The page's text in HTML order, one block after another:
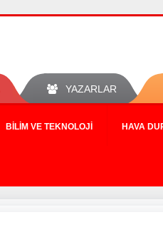
YAZARLAR
BILIM VE TEKNOLOJI HAVA